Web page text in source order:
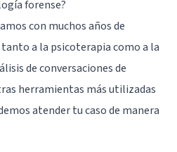
forense?
con muchos años de
a la psicoterapia como a la
de conversaciones de
herramientas más utilizadas
atender tu caso de manera